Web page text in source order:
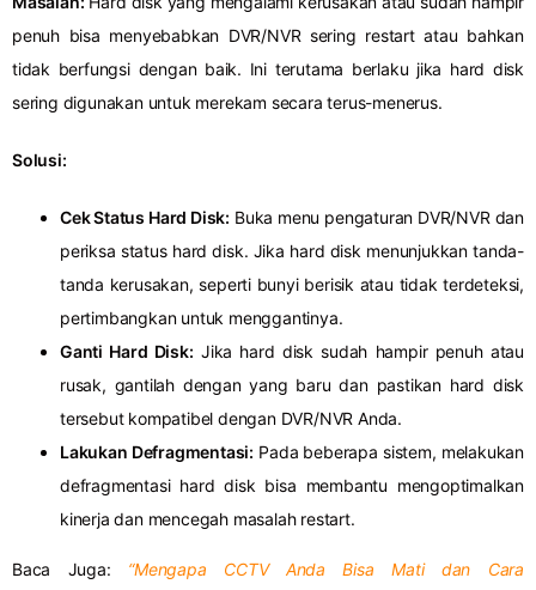
penuh bisa menyebabkan DVR/NVR sering restart atau bahkan
tidak berfungsi dengan baik. Ini terutama berlaku jika hard disk
sering digunakan untuk merekam secara terus-menerus.
Solusi:
Cek Status Hard Disk: Buka menu pengaturan DVR/NVR dan
periksa status hard disk. Jika hard disk menunjukkan tanda-
tanda kerusakan, seperti bunyi berisik atau tidak terdeteksi,
pertimbangkan untuk menggantinya.
Ganti Hard Disk: Jika hard disk sudah hampir penuh atau
rusak, gantilah dengan yang baru dan pastikan hard disk
tersebut kompatibel dengan DVR/NVR Anda.
Lakukan Defragmentasi: Pada beberapa sistem, melakukan
defragmentasi hard disk bisa membantu mengoptimalkan
kinerja dan mencegah masalah restart.
Baca Juga: “Mengapa CCTV Anda Bisa Mati dan Cara